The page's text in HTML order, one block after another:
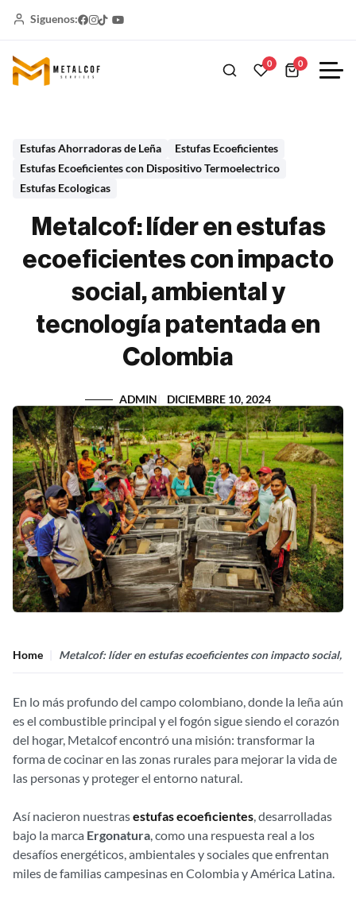
Siguenos:
0 0
Estufas Ahorradoras de Leña
Estufas Ecoeficientes
Estufas Ecoeficientes con Dispositivo Termoelectrico
Estufas Ecologicas
Metalcof: líder en estufas
ecoeficientes con impacto
social, ambiental y
tecnología patentada en
Colombia
ADMIN DICIEMBRE 10, 2024
Home Metalcof: líder en estufas ecoeficientes con impacto social,
En lo más profundo del campo colombiano, donde la leña aún
es el combustible principal y el fogón sigue siendo el corazón
del hogar, Metalcof encontró una misión: transformar la
forma de cocinar en las zonas rurales para mejorar la vida de
las personas y proteger el entorno natural.
Así nacieron nuestrasestufas ecoeficientes, desarrolladas
bajo la marca Ergonatura, como una respuesta real a los
desafíos energéticos, ambientales y sociales que enfrentan
miles de familias campesinas en Colombia y América Latina.